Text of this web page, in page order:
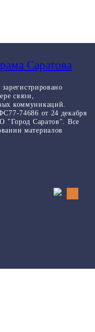
Саратова
связи,
коммуникаций.
74686 от 24 декабря
"Город Саратов". Все
материалов